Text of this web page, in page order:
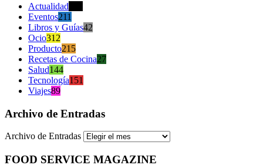
Actualidad
Eventos211
Libros y Guías42
Ocio312
Producto215
Recetas de Cocina27
Salud144
Tecnología151
Viajes89
Archivo de Entradas
Archivo de Entradas
FOOD SERVICE MAGAZINE